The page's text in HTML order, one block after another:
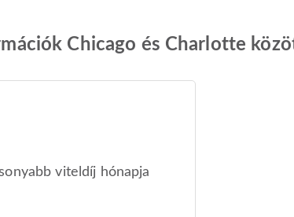
Chicago és Charlotte
viteldíj hónapja